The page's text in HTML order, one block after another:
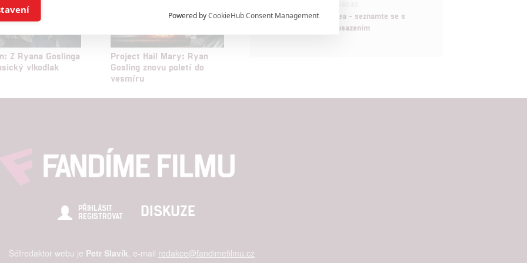
Z Ryana Goslinga
vlkodlak
Project Hail Mary: Ryan
Gosling znovu poletí do
vesmíru
Velké preview: Odyssea - seznamte se s
maximálně nabitým obsazením
PŘIHLÁSIT
REGISTROVAT
DISKUZE
Šéfredaktor webu je Petr Slavík , e-mail redakce@fandimefilmu.cz
a/nebo přístup k informacím v zařízení

založená na omezených údajích a měření reklamy
obsah, měření obsahu, průzkum publika a vývoj
Powered byCookieHub Consent Management